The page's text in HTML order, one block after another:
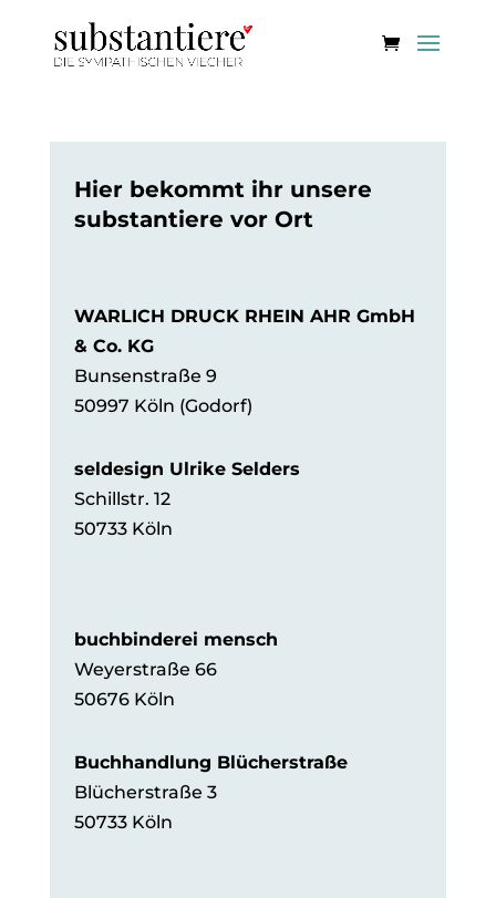
Hier bekommt ihr unsere
substantiere vor Ort
WARLICH DRUCK RHEIN AHR GmbH
& Co. KG
Bunsenstraße 9
50997 Köln (Godorf)
seldesign Ulrike Selders
Schillstr. 12
50733 Köln
buchbinderei mensch
Weyerstraße 66
50676 Köln
Buchhandlung Blücherstraße
Blücherstraße 3
50733 Köln